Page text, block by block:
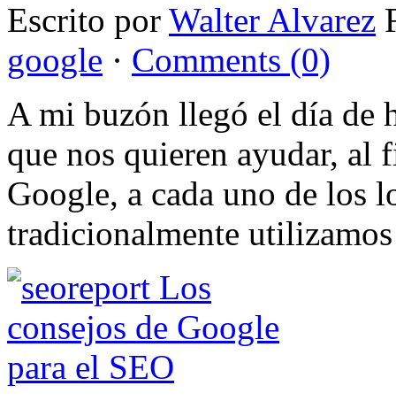
Escrito por Walter Alvarez
google · Comments (0)
A mi buzón llegó el día de
que nos quieren ayudar, al
Google, a cada uno de los
tradicionalmente